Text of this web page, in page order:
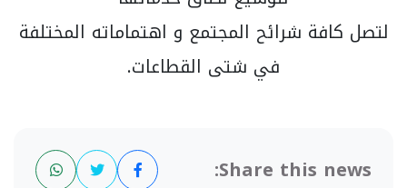
لتصل كافة شرائح المجتمع و اهتماماته المختلفة
في شتى القطاعات.
Share this news: